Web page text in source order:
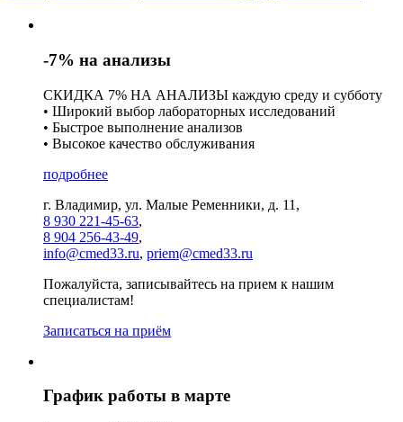
-7% на анализы
СКИДКА 7% НА АНАЛИЗЫ каждую среду и субботу
• Широкий выбор лабораторных исследований
• Быстрое выполнение анализов
• Высокое качество обслуживания
подробнее
г. Владимир, ул. Малые Ременники, д. 11,
8 930 221-45-63,
8 904 256-43-49,
info@cmed33.ru, priem@cmed33.ru
Пожалуйста, записывайтесь на прием к нашим
специалистам!
Записаться на приём
График работы в марте